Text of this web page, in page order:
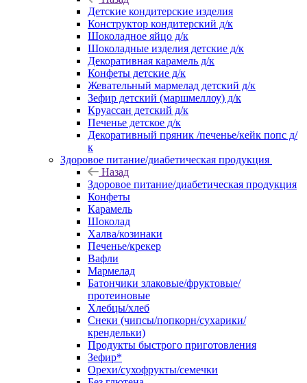
Детские кондитерские изделия
Конструктор кондитерский д/к
Шоколадное яйцо д/к
Шоколадные изделия детские д/к
Декоративная карамель д/к
Конфеты детские д/к
Жевательный мармелад детский д/к
Зефир детский (маршмеллоу) д/к
Круассан детский д/к
Печенье детское д/к
Декоративный пряник /печенье/кейк попс д/
к
Здоровое питание/диабетическая продукция
Назад
Здоровое питание/диабетическая продукция
Конфеты
Карамель
Шоколад
Халва/козинаки
Печенье/крекер
Вафли
Мармелад
Батончики злаковые/фруктовые/
протеиновые
Хлебцы/хлеб
Снеки (чипсы/попкорн/сухарики/
крендельки)
Продукты быстрого приготовления
Зефир*
Орехи/сухофрукты/семечки